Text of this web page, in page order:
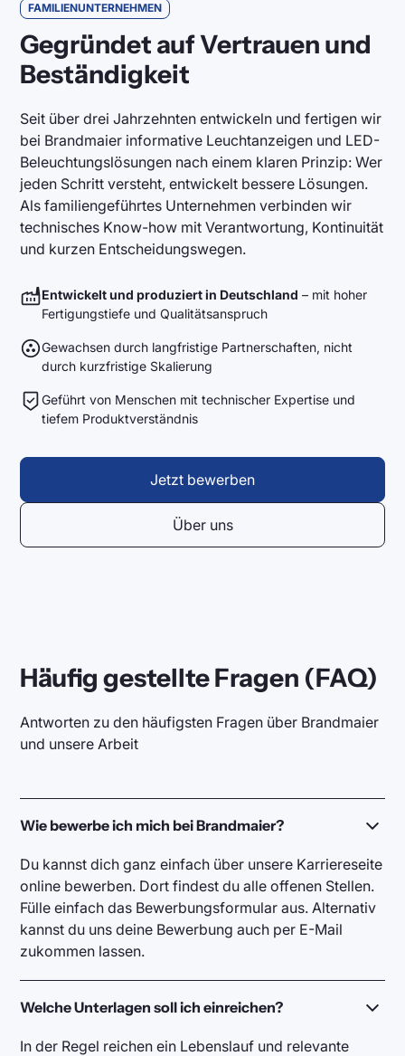
FAMILIENUNTERNEHMEN
Gegründet auf Vertrauen und
Beständigkeit
Seit über drei Jahrzehnten entwickeln und fertigen wir
bei Brandmaier informative Leuchtanzeigen und LED-
Beleuchtungslösungen nach einem klaren Prinzip: Wer
jeden Schritt versteht, entwickelt bessere Lösungen.
Als familiengeführtes Unternehmen verbinden wir
technisches Know-how mit Verantwortung, Kontinuität
und kurzen Entscheidungswegen.
Entwickelt und produziert in Deutschland – mit hoher
Fertigungstiefe und Qualitätsanspruch
Gewachsen durch langfristige Partnerschaften, nicht
durch kurzfristige Skalierung
Geführt von Menschen mit technischer Expertise und
tiefem Produktverständnis
Jetzt bewerben
Über uns
Häufig gestellte Fragen (FAQ)
Antworten zu den häufigsten Fragen über Brandmaier
und unsere Arbeit
Wie bewerbe ich mich bei Brandmaier?
Du kannst dich ganz einfach über unsere Karriereseite
online bewerben. Dort findest du alle offenen Stellen.
Fülle einfach das Bewerbungsformular aus. Alternativ
kannst du uns deine Bewerbung auch per E-Mail
zukommen lassen.
Welche Unterlagen soll ich einreichen?
In der Regel reichen ein Lebenslauf und relevante